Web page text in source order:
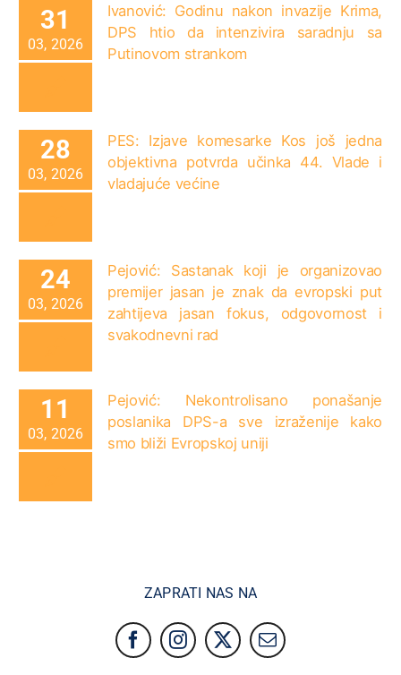
31
03, 2026
Ivanović: Godinu nakon invazije Krima,
DPS htio da intenzivira saradnju sa
Putinovom strankom
28
03, 2026
PES: Izjave komesarke Kos još jedna
objektivna potvrda učinka 44. Vlade i
vladajuće većine
24
03, 2026
Pejović: Sastanak koji je organizovao
premijer jasan je znak da evropski put
zahtijeva jasan fokus, odgovornost i
svakodnevni rad
11
03, 2026
Pejović: Nekontrolisano ponašanje
poslanika DPS-a sve izraženije kako
smo bliži Evropskoj uniji
ZAPRATI NAS NA